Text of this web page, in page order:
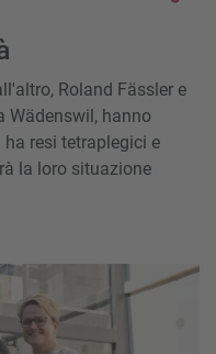
Roland Fässler e
Wädenswil, hanno
resi tetraplegici e
la loro situazione